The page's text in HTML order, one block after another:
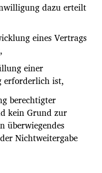
dazu erteilt
eines Vertrags
einer
erforderlich ist,
berechtigter
kein Grund zur
überwiegendes
Nichtweitergabe